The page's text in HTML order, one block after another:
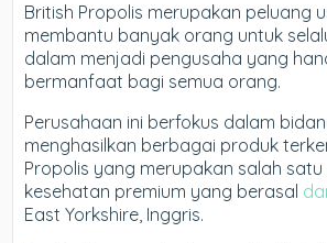
British Propolis merupakan peluang
membantu banyak orang untuk
dalam menjadi pengusaha yang
bermanfaat bagi semua orang.
Perusahaan ini berfokus dalam
menghasilkan berbagai produk
Propolis yang merupakan salah satu
kesehatan premium yang berasal
East Yorkshire, Inggris.